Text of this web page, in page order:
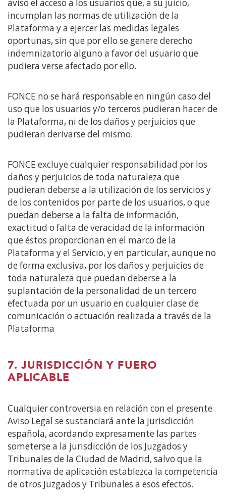
aviso el acceso a los usuarios que, a su juicio,
incumplan las normas de utilización de la
Plataforma y a ejercer las medidas legales
oportunas, sin que por ello se genere derecho
indemnizatorio alguno a favor del usuario que
pudiera verse afectado por ello.
FONCE no se hará responsable en ningún caso del
uso que los usuarios y/o terceros pudieran hacer de
la Plataforma, ni de los daños y perjuicios que
pudieran derivarse del mismo.
FONCE excluye cualquier responsabilidad por los
daños y perjuicios de toda naturaleza que
pudieran deberse a la utilización de los servicios y
de los contenidos por parte de los usuarios, o que
puedan deberse a la falta de información,
exactitud o falta de veracidad de la información
que éstos proporcionan en el marco de la
Plataforma y el Servicio, y en particular, aunque no
de forma exclusiva, por los daños y perjuicios de
toda naturaleza que puedan deberse a la
suplantación de la personalidad de un tercero
efectuada por un usuario en cualquier clase de
comunicación o actuación realizada a través de la
Plataforma
7. JURISDICCIÓN Y FUERO
APLICABLE
Cualquier controversia en relación con el presente
Aviso Legal se sustanciará ante la jurisdicción
española, acordando expresamente las partes
someterse a la jurisdicción de los Juzgados y
Tribunales de la Ciudad de Madrid, salvo que la
normativa de aplicación establezca la competencia
de otros Juzgados y Tribunales a esos efectos.